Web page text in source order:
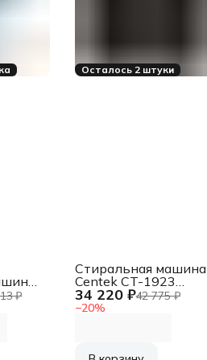
₽
Осталось 2 штуки
34 220 ₽42 775 ₽
−20%
Стиральная машина
Centek CT-1923
черный, загрузка
фронтальная 7 кг,